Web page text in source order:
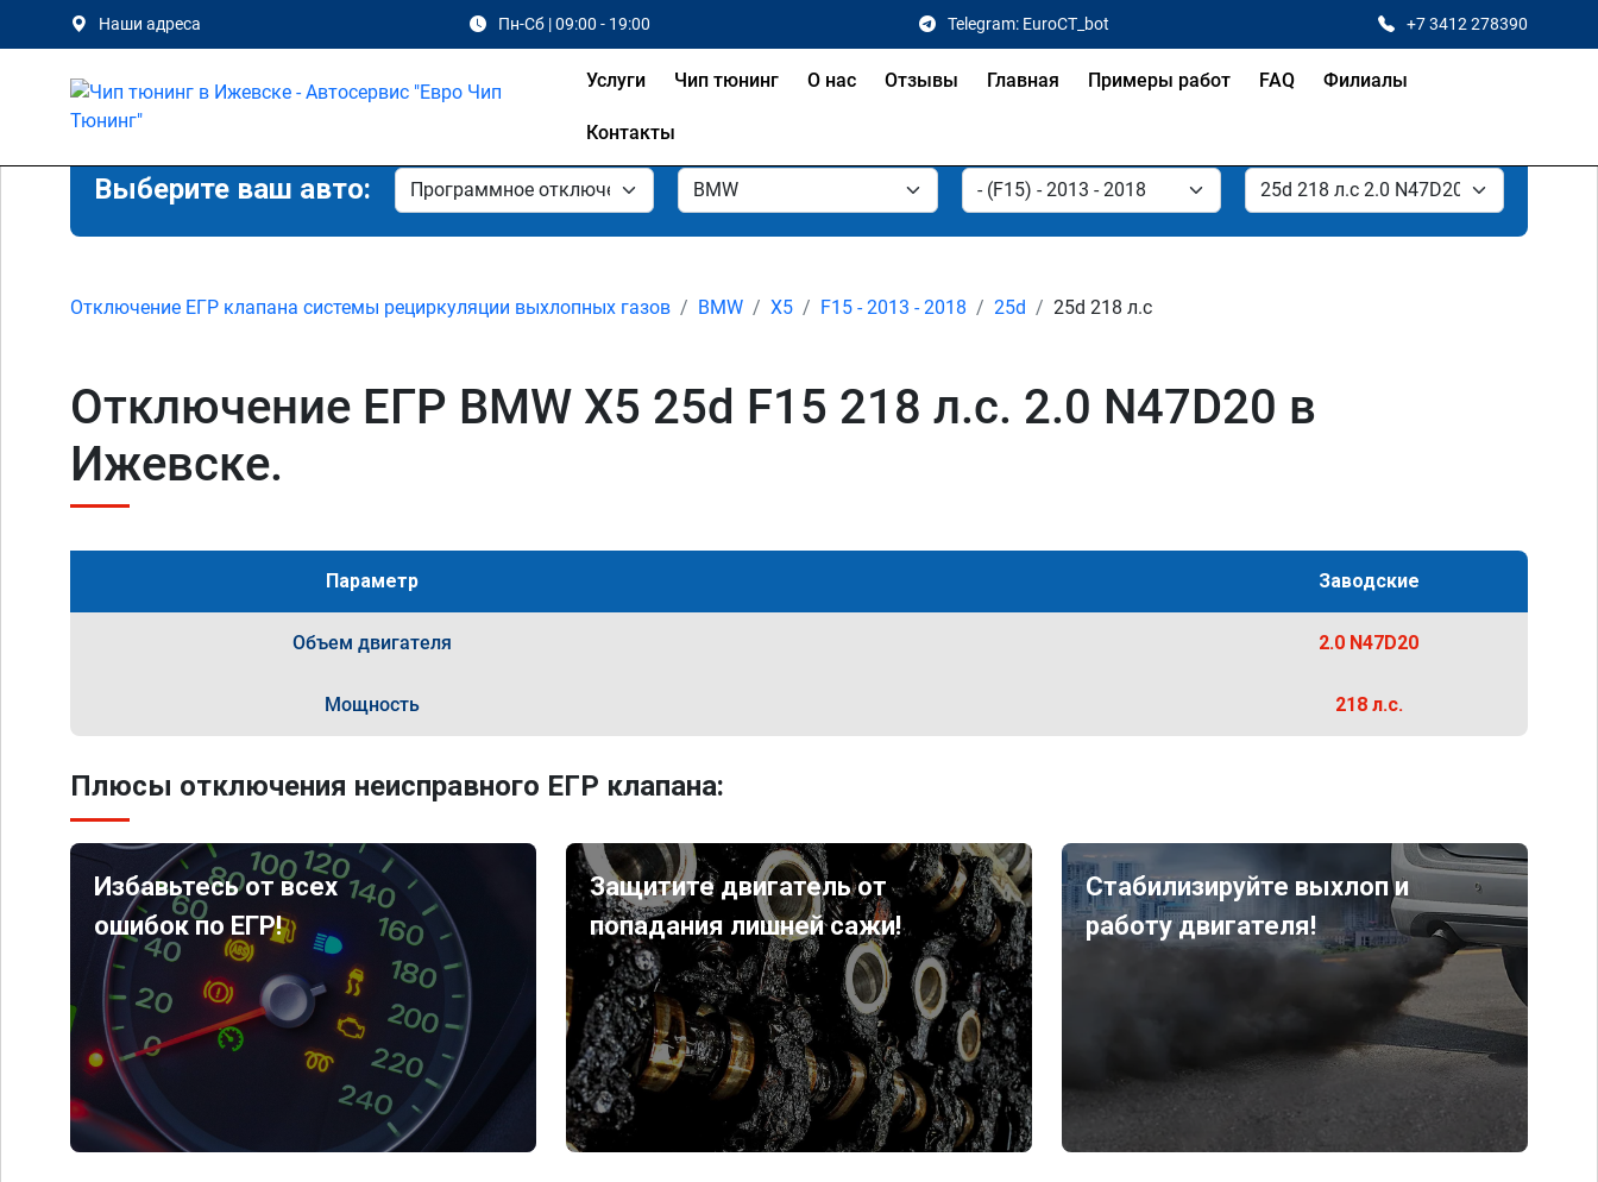
Наши адреса Пн-Сб | 09:00 - 19:00 Telegram: EuroCT_bot +7 3412 278390
Услуги Чип тюнинг О нас Отзывы Главная Примеры работ FAQ Филиалы
Контакты
Выберите ваш авто:
Отключение ЕГР клапана системы рециркуляции выхлопных газов BMW X5 F15 - 2013 - 2018 25d 25d 218 л.с
Отключение ЕГР BMW X5 25d F15 218 л.с. 2.0 N47D20 в
Ижевске.
Параметр Заводские
Объем двигателя 2.0 N47D20
Мощность 218 л.с.
Плюсы отключения неисправного ЕГР клапана:
Избавьтесь от всех
ошибок по ЕГР!
Защитите двигатель от
попадания лишней сажи!
Стабилизируйте выхлоп и
работу двигателя!